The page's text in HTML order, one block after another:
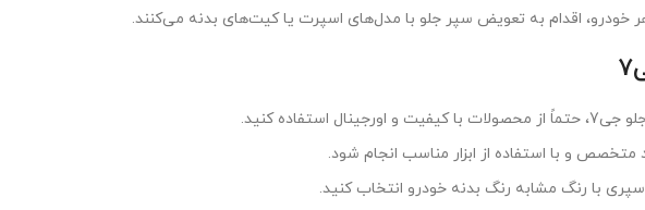
خودرو، اقدام به تعویض سپر جلو با مدل‌های اسپرت یا کیت‌های بدنه می‌کنند.
استفاده کنید.
و با استفاده از ابزار مناسب انجام شود.
با رنگ مشابه رنگ بدنه خودرو انتخاب کنید.